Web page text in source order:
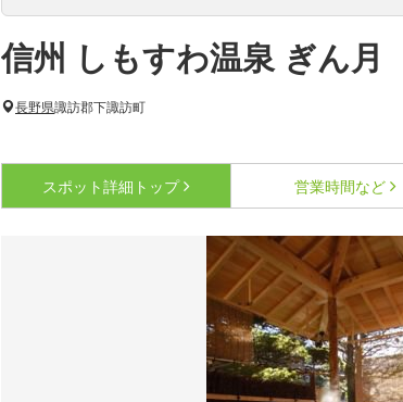
信州 しもすわ温泉 ぎん月
長野県諏訪郡下諏訪町
スポット詳細 トップ 営業時間など